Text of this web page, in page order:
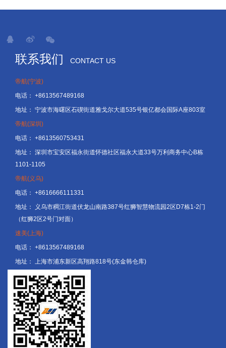
联系我们 CONTACT US
帝航(宁波)
电话： +8613567489168
地址： 宁波市海曙区石碶街道雅戈尔大道535号银亿都会国际A座803室
帝航(深圳)
电话： +8613560753431
地址： 深圳市宝安区福永街道怀德社区福永大道33号万利商务中心B栋
1101-1105
帝航(义乌)
电话： +8616666111331
地址：
义乌市稠江街道伏龙山南路387号红狮智慧物流园2区D7栋1-2门
（红狮2区2号门对面）
速美(上海)
电话： +8613567489168
地址： 上海市浦东新区高翔路818号(东金韩仓库)